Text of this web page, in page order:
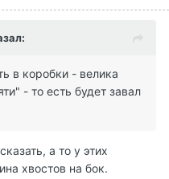
в коробки - велика
- то есть будет завал
а то у этих
хвостов на бок.